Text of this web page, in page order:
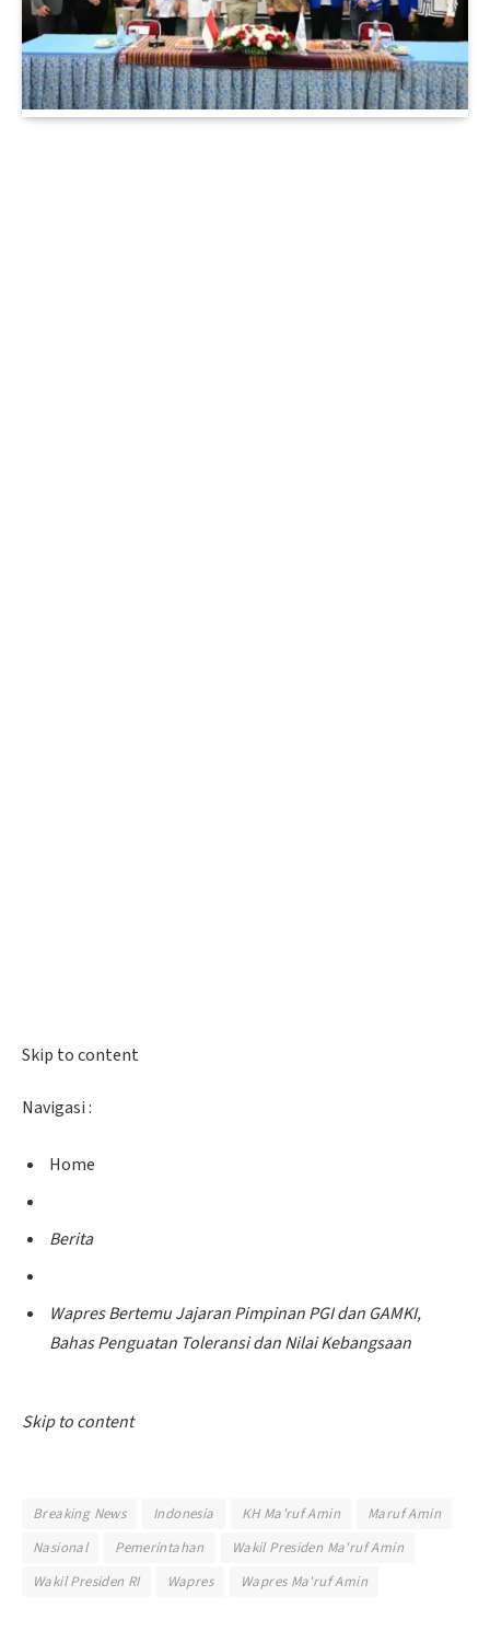
Skip to content
Navigasi :
Home
Berita
Wapres Bertemu Jajaran Pimpinan PGI dan GAMKI,
Bahas Penguatan Toleransi dan Nilai Kebangsaan
Skip to content
Breaking News Indonesia KH Ma'ruf Amin
Maruf Amin
Nasional
Pemerintahan
Wakil Presiden Ma'ruf Amin
Wakil Presiden RI
Wapres Wapres Ma'ruf Amin